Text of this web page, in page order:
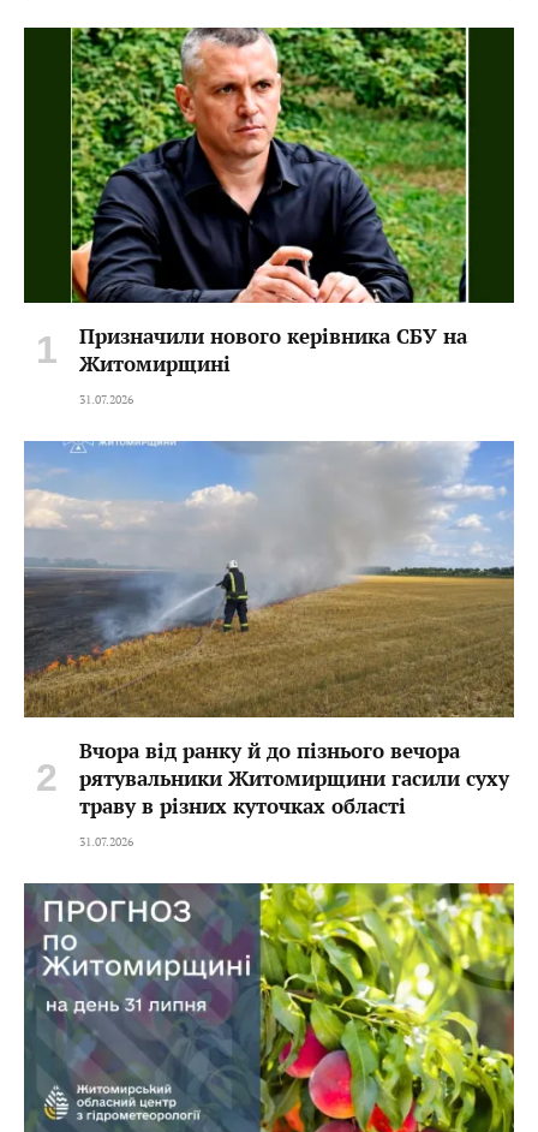
Призначили нового керівника СБУ на
Житомирщині
31.07.2026
Вчора від ранку й до пізнього вечора
рятувальники Житомирщини гасили суху
траву в різних куточках області
31.07.2026